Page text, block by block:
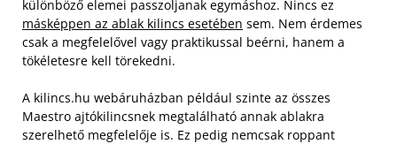
különböző elemei passzoljanak egymáshoz. Nincs ez
másképpen az ablak kilincs esetében sem. Nem érdemes
csak a megfelelővel vagy praktikussal beérni, hanem a
tökéletesre kell törekedni.
A kilincs.hu webáruházban például szinte az összes
Maestro ajtókilincsnek megtalálható annak ablakra
szerelhető megfelelője is. Ez pedig nemcsak roppant